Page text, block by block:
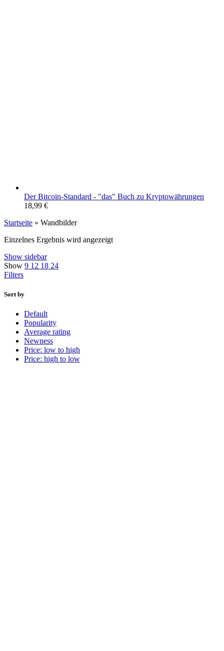
Der Bitcoin-Standard - "das" Buch zu Kryptowährungen
18,99 €
Startseite » Wandbilder
Einzelnes Ergebnis wird angezeigt
Show sidebar
Show 9 12 18 24
Filters
Sort by
Default
Popularity
Average rating
Newness
Price: low to high
Price: high to low